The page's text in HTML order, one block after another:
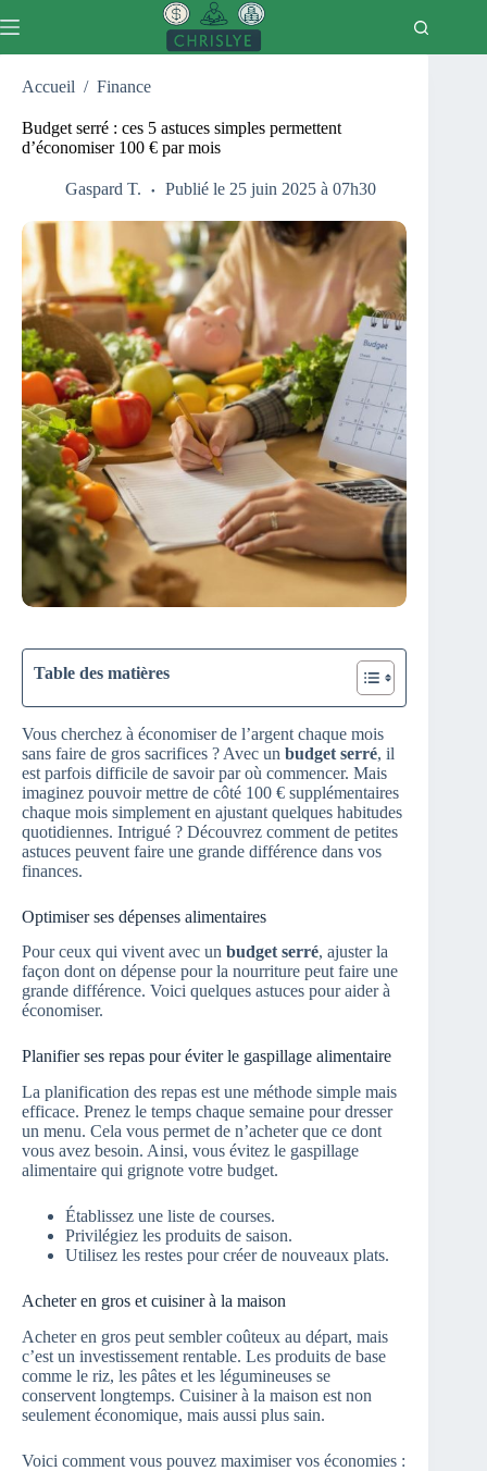
au
Accueil / Finance
Budget serré : ces 5 astuces simples permettent
d’économiser 100 € par mois
Gaspard T. Publié le 25 juin 2025 à 07h30
Table des matières
Vous cherchez à économiser de l’argent chaque mois
sans faire de gros sacrifices ? Avec un budget serré, il
est parfois difficile de savoir par où commencer. Mais
imaginez pouvoir mettre de côté 100 € supplémentaires
chaque mois simplement en ajustant quelques habitudes
quotidiennes. Intrigué ? Découvrez comment de petites
astuces peuvent faire une grande différence dans vos
finances.
Optimiser ses dépenses alimentaires
Pour ceux qui vivent avec un budget serré, ajuster la
façon dont on dépense pour la nourriture peut faire une
grande différence. Voici quelques astuces pour aider à
économiser.
Planifier ses repas pour éviter le gaspillage alimentaire
La planification des repas est une méthode simple mais
efficace. Prenez le temps chaque semaine pour dresser
un menu. Cela vous permet de n’acheter que ce dont
vous avez besoin. Ainsi, vous évitez le gaspillage
alimentaire qui grignote votre budget.
Établissez une liste de courses.
Privilégiez les produits de saison.
Utilisez les restes pour créer de nouveaux plats.
Acheter en gros et cuisiner à la maison
Acheter en gros peut sembler coûteux au départ, mais
c’est un investissement rentable. Les produits de base
comme le riz, les pâtes et les légumineuses se
conservent longtemps. Cuisiner à la maison est non
seulement économique, mais aussi plus sain.
Voici comment vous pouvez maximiser vos économies :